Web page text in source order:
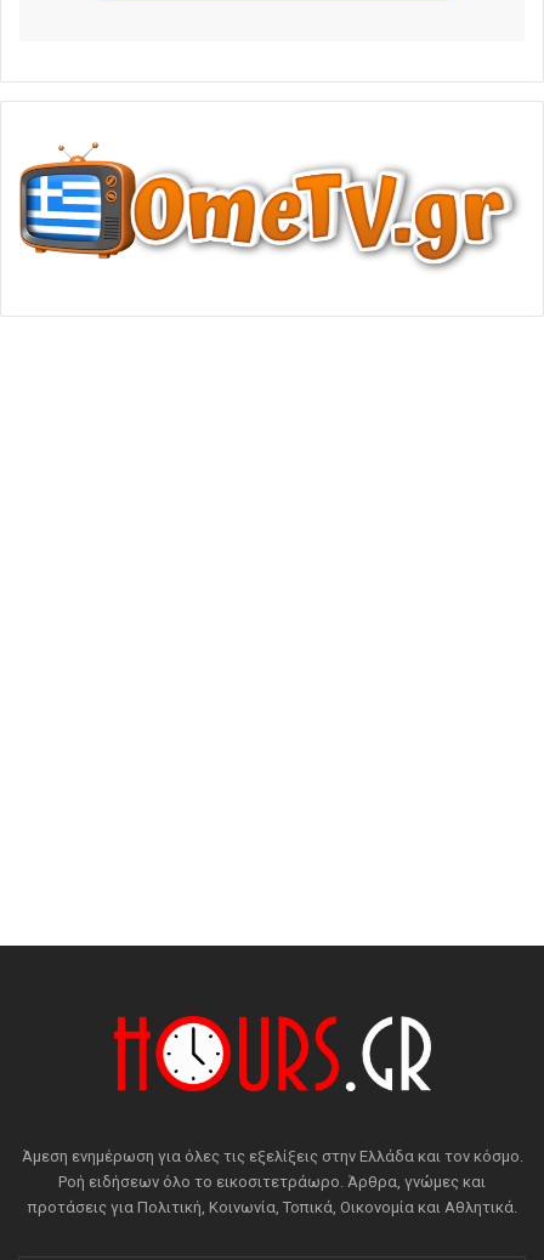
Άμεση ενημέρωση για όλες τις εξελίξεις στην Ελλάδα και τον κόσμο.
Ροή ειδήσεων όλο το εικοσιτετράωρο. Άρθρα, γνώμες και
προτάσεις για Πολιτική, Κοινωνία, Τοπικά, Οικονομία και Αθλητικά.